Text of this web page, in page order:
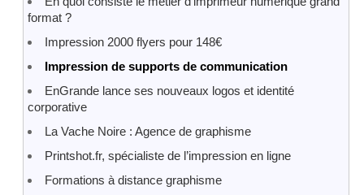
format ?
Impression 2000 flyers pour 148€
Impression de supports de communication
EnGrande lance ses nouveaux logos et identité
corporative
La Vache Noire : Agence de graphisme
Printshot.fr, spécialiste de l’impression en ligne
Formations à distance graphisme